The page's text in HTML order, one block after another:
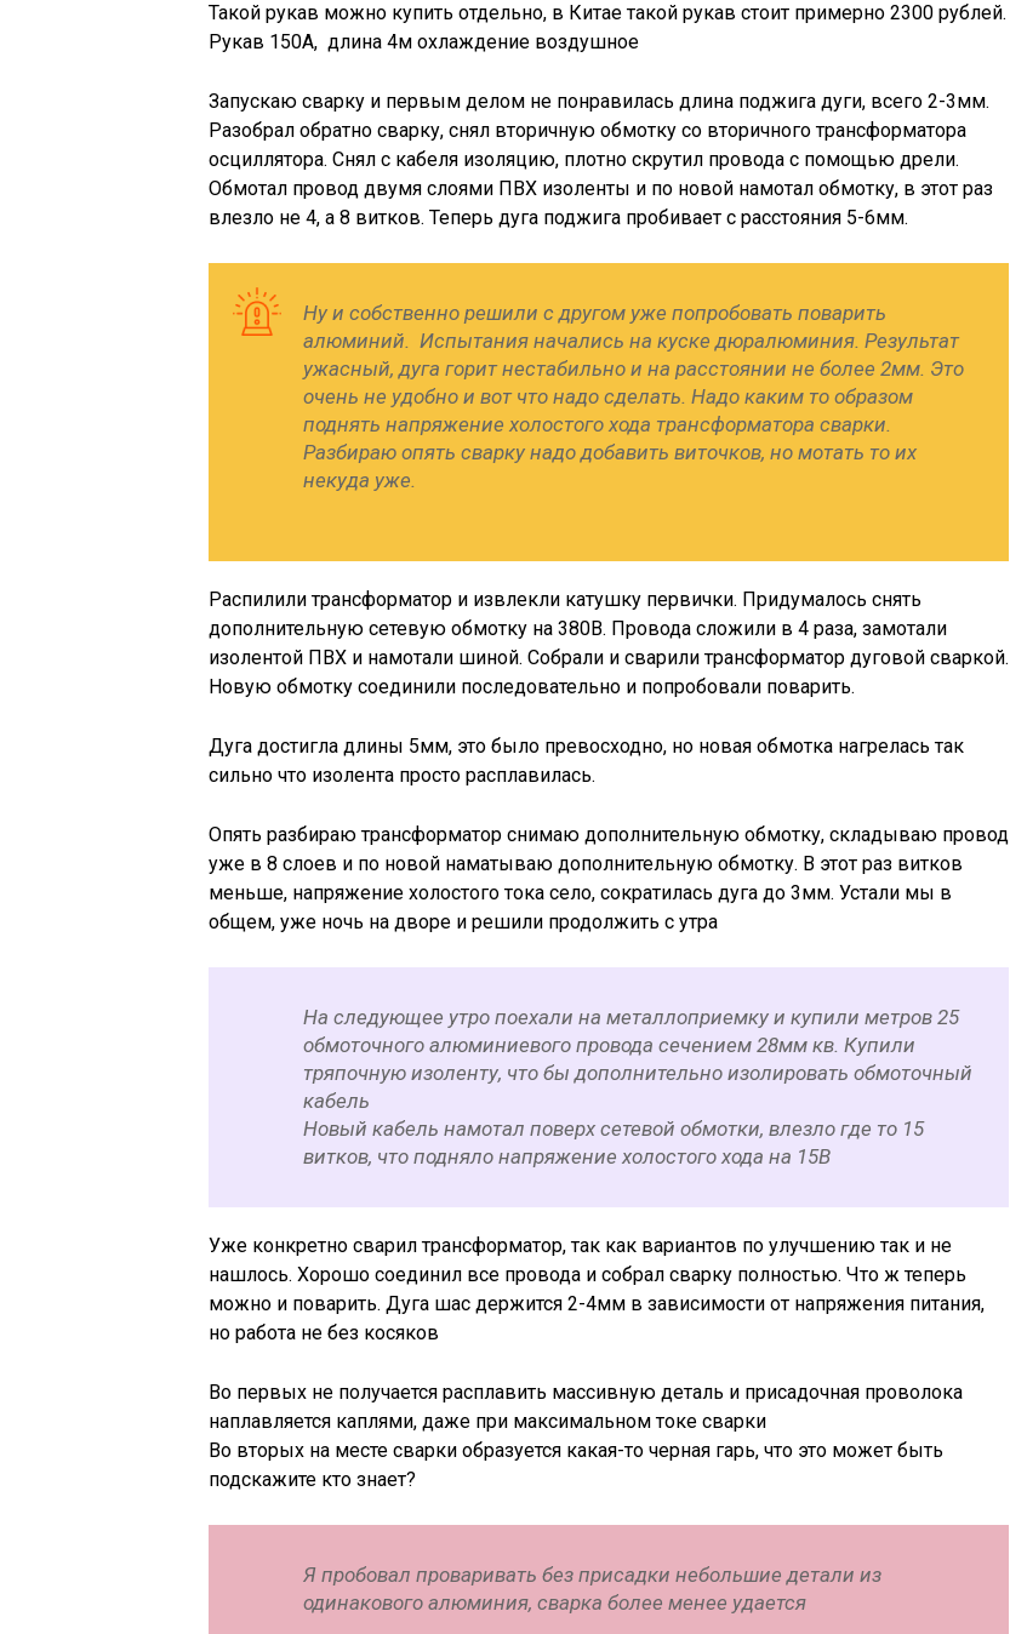
Такой рукав можно купить отдельно, в Китае такой рукав стоит примерно 2300 рублей.
Рукав 150А, длина 4м охлаждение воздушное
Запускаю сварку и первым делом не понравилась длина поджига дуги, всего 2-3мм.
Разобрал обратно сварку, снял вторичную обмотку со вторичного трансформатора
осциллятора. Снял с кабеля изоляцию, плотно скрутил провода с помощью дрели.
Обмотал провод двумя слоями ПВХ изоленты и по новой намотал обмотку, в этот раз
влезло не 4, а 8 витков. Теперь дуга поджига пробивает с расстояния 5-6мм.
Ну и собственно решили с другом уже попробовать поварить
алюминий. Испытания начались на куске дюралюминия. Результат
ужасный, дуга горит нестабильно и на расстоянии не более 2мм. Это
очень не удобно и вот что надо сделать. Надо каким то образом
поднять напряжение холостого хода трансформатора сварки.
Разбираю опять сварку надо добавить виточков, но мотать то их
некуда уже.
Распилили трансформатор и извлекли катушку первички. Придумалось снять
дополнительную сетевую обмотку на 380В. Провода сложили в 4 раза, замотали
изолентой ПВХ и намотали шиной. Собрали и сварили трансформатор дуговой сваркой.
Новую обмотку соединили последовательно и попробовали поварить.
Дуга достигла длины 5мм, это было превосходно, но новая обмотка нагрелась так
сильно что изолента просто расплавилась.
Опять разбираю трансформатор снимаю дополнительную обмотку, складываю провод
уже в 8 слоев и по новой наматываю дополнительную обмотку. В этот раз витков
меньше, напряжение холостого тока село, сократилась дуга до 3мм. Устали мы в
общем, уже ночь на дворе и решили продолжить с утра
На следующее утро поехали на металлоприемку и купили метров 25
обмоточного алюминиевого провода сечением 28мм кв. Купили
тряпочную изоленту, что бы дополнительно изолировать обмоточный
кабель
Новый кабель намотал поверх сетевой обмотки, влезло где то 15
витков, что подняло напряжение холостого хода на 15В
Уже конкретно сварил трансформатор, так как вариантов по улучшению так и не
нашлось. Хорошо соединил все провода и собрал сварку полностью. Что ж теперь
можно и поварить. Дуга шас держится 2-4мм в зависимости от напряжения питания,
но работа не без косяков
Во первых не получается расплавить массивную деталь и присадочная проволока
наплавляется каплями, даже при максимальном токе сварки
Во вторых на месте сварки образуется какая-то черная гарь, что это может быть
подскажите кто знает?
Я пробовал проваривать без присадки небольшие детали из
одинакового алюминия, сварка более менее удается